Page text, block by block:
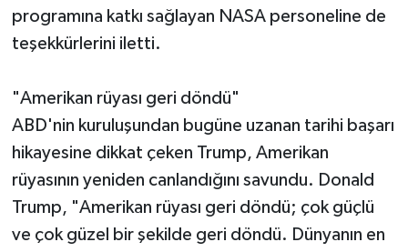
programına katkı sağlayan NASA personeline de
teşekkürlerini iletti.
"Amerikan rüyası geri döndü"
ABD'nin kuruluşundan bugüne uzanan tarihi başarı
hikayesine dikkat çeken Trump, Amerikan
rüyasının yeniden canlandığını savundu. Donald
Trump, "Amerikan rüyası geri döndü; çok güçlü
ve çok güzel bir şekilde geri döndü. Dünyanın en